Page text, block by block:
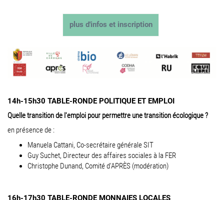
plus d'infos et inscription
14h-15h30 TABLE-RONDE POLITIQUE ET EMPLOI
Quelle transition de l'emploi pour permettre une transition écologique ?
en présence de :
Manuela Cattani, Co-secrétaire générale SIT
Guy Suchet, Directeur des affaires sociales à la FER
Christophe Dunand, Comité d'APRÈS (modération)
16h-17h30 TABLE-RONDE MONNAIES LOCALES